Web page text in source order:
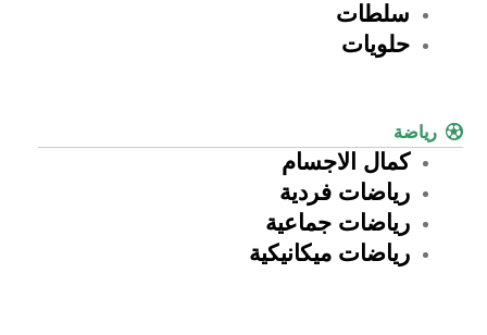
سلطات
حلويات
رياضة
كمال الاجسام
رياضات فردية
رياضات جماعية
رياضات ميكانيكية